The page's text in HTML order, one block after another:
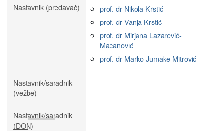
Nastavnik (predavač)
prof. dr Nikola Krstić
prof. dr Vanja Krstić
prof. dr Mirjana Lazarević-
Macanović
prof. dr Marko Jumake Mitrović
Nastavnik/saradnik
(vežbe)
Nastavnik/saradnik
(DON)